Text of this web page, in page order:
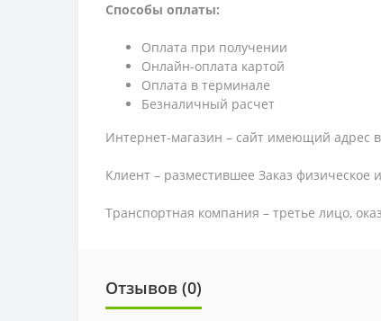
Способы оплаты:
Оплата при получении
Онлайн-оплата картой
Оплата в терминале
Безналичный расчет
Интернет-магазин – сайт имеющий адрес
Клиент – разместившее Заказ
Транспортная компания – третье лицо,
Отзывов (0)